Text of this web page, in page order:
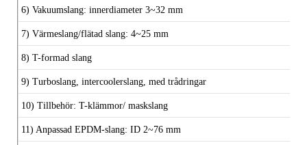
6) Vakuumslang: innerdiameter 3~32 mm
7) Värmeslang/flätad slang: 4~25 mm
8) T-formad slang
9) Turboslang, intercoolerslang, med trådringar
10) Tillbehör: T-klämmor/ maskslang
11) Anpassad EPDM-slang: ID 2~76 mm